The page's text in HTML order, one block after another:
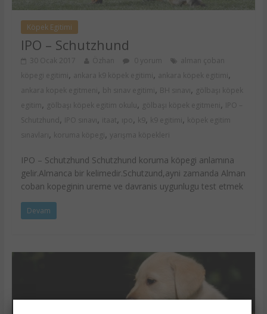
Köpek Egitimi
IPO – Schutzhund
30 Ocak 2017 Özhan 0 yorum
alman çoban
köpegi egitimi , ankara k9 köpek egitimi , ankara köpek egitimi ,
ankara kopek egitmeni , bh sınav egitimi , BH sınavı , gölbaşı köpek
egitim , gölbaşı köpek egitim okulu , gölbaşı köpek egitmeni , IPO –
Schutzhund , IPO sınavı , itaat, ıpo , k9 , k9 egitimi ,
köpek egitim
sınavları , koruma köpegi , yarışma köpekleri
IPO – Schutzhund Schutzhund koruma köpegi anlamına
gelir.Almanca bir kelimedir.Schutzund,ayni zamanda Alman
coban kopeginin ureme ve davranis uygunlugu test etmek
Devam